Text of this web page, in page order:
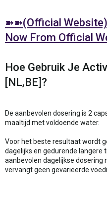
➽➽(Official
Now From Official
Hoe Gebruik Je
[NL,BE]?
De aanbevolen dosering is 2
maaltijd met voldoende water.
Voor het beste resultaat wordt
dagelijks en gedurende langere
aanbevolen dagelijkse dosering
vervangt geen gevarieerde